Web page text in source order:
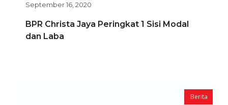
September 16, 2020
BPR Christa Jaya Peringkat 1 Sisi Modal
dan Laba
Berita